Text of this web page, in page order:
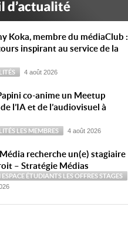
Koka, membre du médiaClub :
inspirant au service de la
4 août 2026
co-anime un Meetup
l’IA et de l’audiovisuel à
LES MEMBRES 4 août 2026
recherche un(e) stagiaire
– Stratégie Médias
ESPACE ÉTUDIANTS LES OFFRESSTAGES